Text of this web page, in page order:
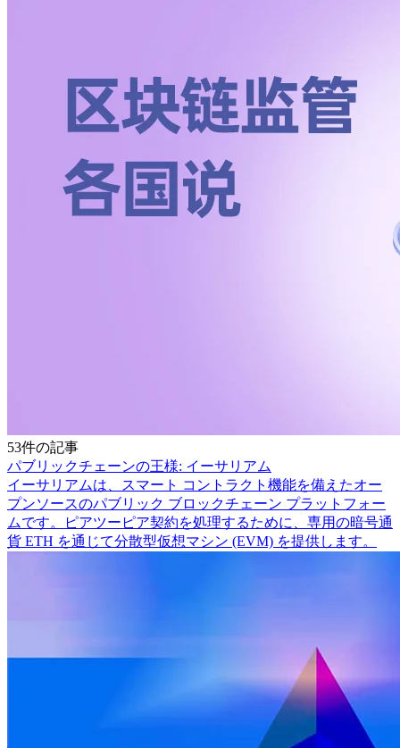
53件の記事
パブリックチェーンの王様: イーサリアム
イーサリアムは、スマート コントラクト機能を備えたオー
プンソースのパブリック ブロックチェーン プラットフォー
ムです。ピアツーピア契約を処理するために、専用の暗号通
貨 ETH を通じて分散型仮想マシン (EVM) を提供します。